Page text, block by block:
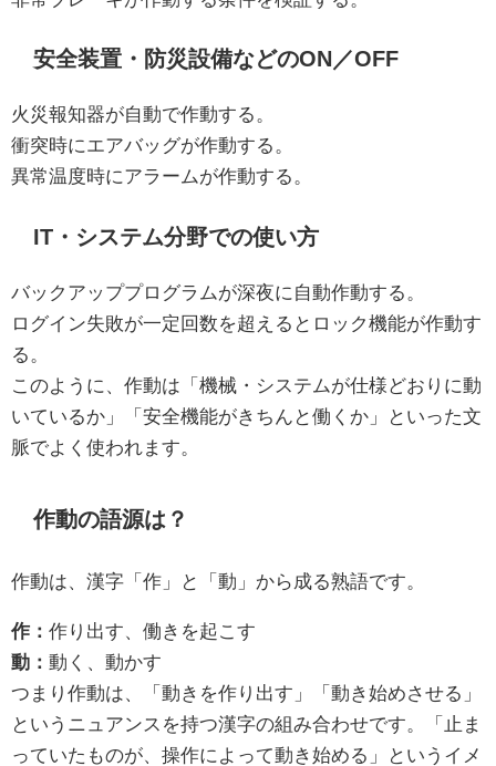
安全装置・防災設備などのON／OFF
火災報知器が自動で作動する。
衝突時にエアバッグが作動する。
異常温度時にアラームが作動する。
IT・システム分野での使い方
バックアッププログラムが深夜に自動作動する。
ログイン失敗が一定回数を超えるとロック機能が作動す
る。
このように、作動は「機械・システムが仕様どおりに動
いているか」「安全機能がきちんと働くか」といった文
脈でよく使われます。
作動の語源は？
作動は、漢字「作」と「動」から成る熟語です。
作： 作り出す、働きを起こす
動： 動く、動かす
つまり作動は、「動きを作り出す」「動き始めさせる」
というニュアンスを持つ漢字の組み合わせです。「止ま
っていたものが、操作によって動き始める」というイメ